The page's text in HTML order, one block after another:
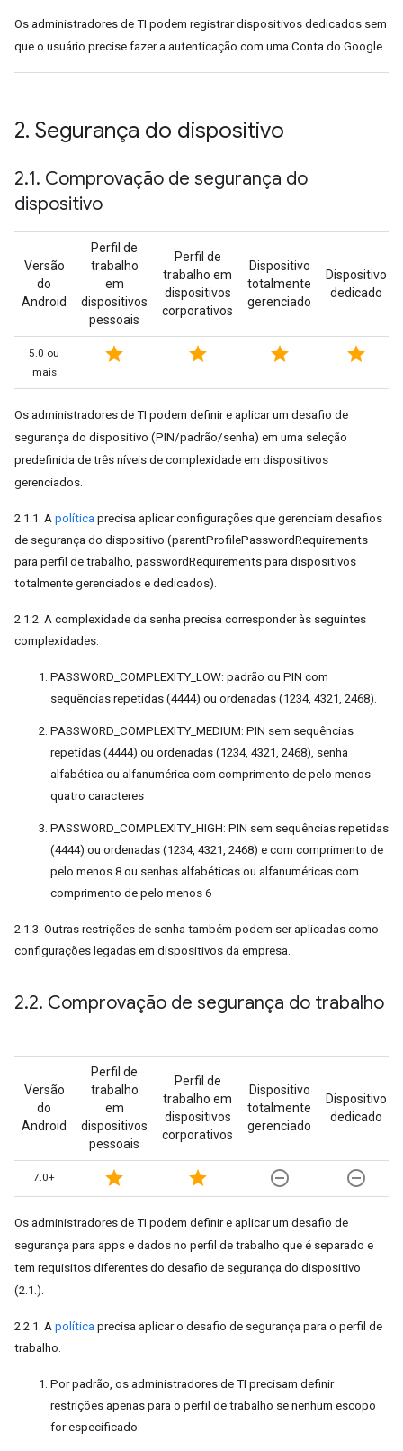
Os administradores de TI podem registrar dispositivos dedicados sem
que o usuário precise fazer a autenticação com uma Conta do Google.
2. Segurança do dispositivo
2.1. Comprovação de segurança do
dispositivo
Versão
do
Android
Perfil de
trabalho
em
dispositivos
pessoais
Perfil de
trabalho em
dispositivos
corporativos
Dispositivo
totalmente
gerenciado
Dispositivo
dedicado
5.0 ou
mais
star star star star
Os administradores de TI podem definir e aplicar um desafio de
segurança do dispositivo (PIN/padrão/senha) em uma seleção
predefinida de três níveis de complexidade em dispositivos
gerenciados.
2.1.1. A política precisa aplicar configurações que gerenciam desafios
de segurança do dispositivo (parentProfilePasswordRequirements
para perfil de trabalho, passwordRequirements para dispositivos
totalmente gerenciados e dedicados).
2.1.2. A complexidade da senha precisa corresponder às seguintes
complexidades:
PASSWORD_COMPLEXITY_LOW: padrão ou PIN com
sequências repetidas (4444) ou ordenadas (1234, 4321, 2468).
PASSWORD_COMPLEXITY_MEDIUM: PIN sem sequências
repetidas (4444) ou ordenadas (1234, 4321, 2468), senha
alfabética ou alfanumérica com comprimento de pelo menos
quatro caracteres
PASSWORD_COMPLEXITY_HIGH: PIN sem sequências repetidas
(4444) ou ordenadas (1234, 4321, 2468) e com comprimento de
pelo menos 8 ou senhas alfabéticas ou alfanuméricas com
comprimento de pelo menos 6
2.1.3. Outras restrições de senha também podem ser aplicadas como
configurações legadas em dispositivos da empresa.
2.2. Comprovação de segurança do trabalho
Versão
do
Android
Perfil de
trabalho
em
dispositivos
pessoais
Perfil de
trabalho em
dispositivos
corporativos
Dispositivo
totalmente
gerenciado
Dispositivo
dedicado
7.0+ star star remove_circle_outline remove_circle_outline
Os administradores de TI podem definir e aplicar um desafio de
segurança para apps e dados no perfil de trabalho que é separado e
tem requisitos diferentes do desafio de segurança do dispositivo
(2.1.).
2.2.1. A política precisa aplicar o desafio de segurança para o perfil de
trabalho.
Por padrão, os administradores de TI precisam definir
restrições apenas para o perfil de trabalho se nenhum escopo
for especificado.